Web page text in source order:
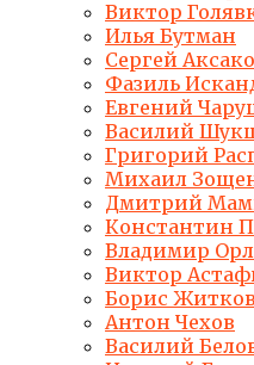
Виктор
Илья Бутман
Сергей
Фазиль
Евгений
Василий
Григорий
Михаил
Дмитрий
Константин
Владимир
Виктор
Борис Житков
Антон Чехов
Василий